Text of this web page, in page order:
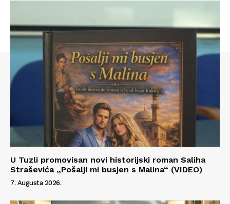
Info
U Tuzli promovisan novi historijski roman Saliha
Straševića „Pošalji mi busjen s Malina“ (VIDEO)
7. Augusta 2026.